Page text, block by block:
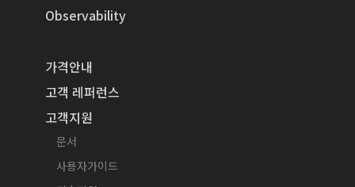
Observability
가격안내
고객 레퍼런스
고객지원
문서
사용자가이드